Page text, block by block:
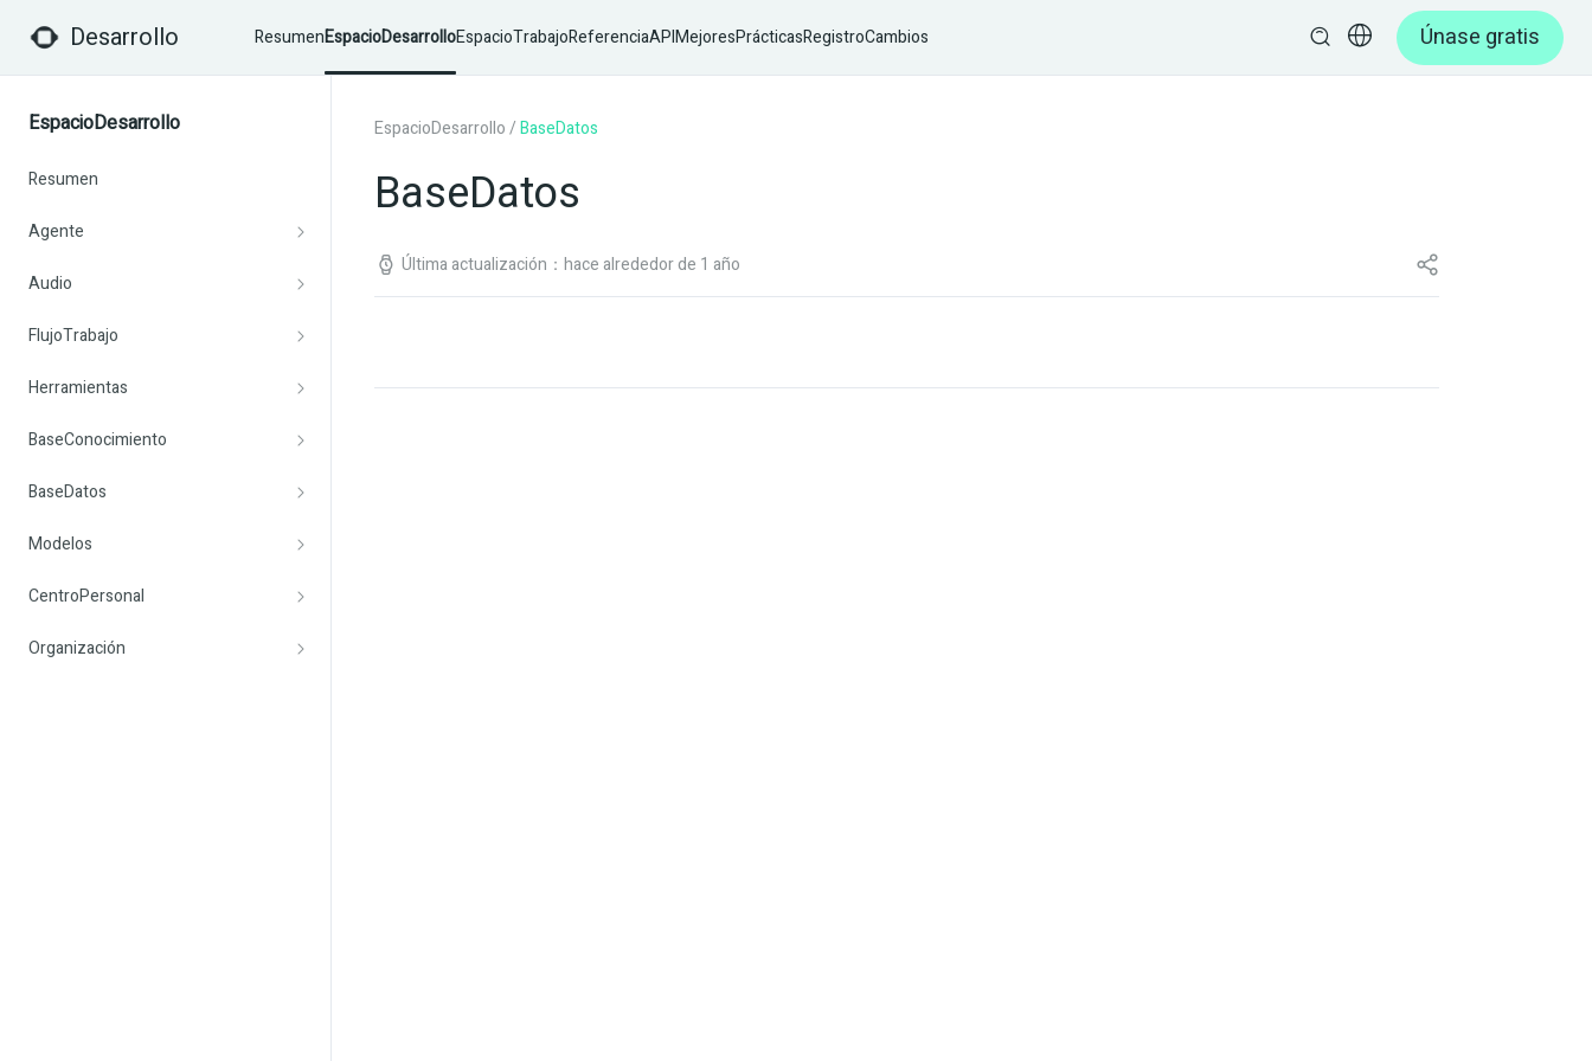
Desarrollo ResumenEspacioDesarrolloEspacioTrabajoReferenciaAPIMejoresPrácticasRegistroCambios Únase gratis
EspacioDesarrollo
Resumen
Agente
Audio
FlujoTrabajo
Herramientas
BaseConocimiento
BaseDatos
Modelos
CentroPersonal
Organización
EspacioDesarrollo/BaseDatos
BaseDatos
Última actualización：hace alrededor de 1 año